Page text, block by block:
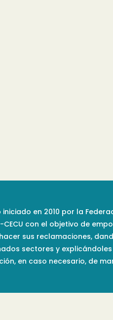
iniciado en 2010 por la
CECU con el objetivo de
sus reclamaciones,
sectores y
en caso necesario, de